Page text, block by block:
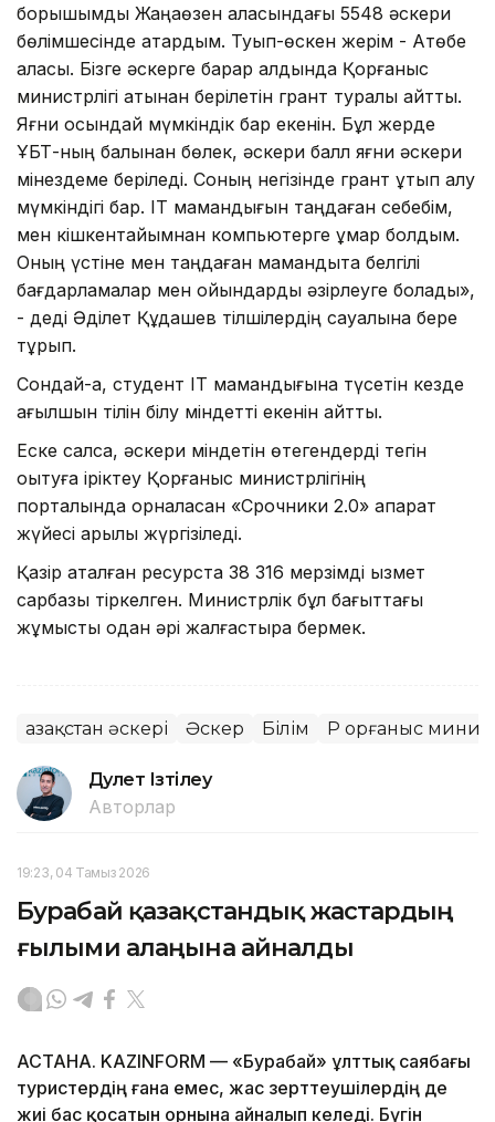
борышымды Жаңаөзен қаласындағы 5548 әскери
бөлімшесінде атқардым. Туып-өскен жерім - Ақтөбе
қаласы. Бізге әскерге барар алдында Қорғаныс
министрлігі атынан берілетін грант туралы айтты.
Яғни осындай мүмкіндік бар екенін. Бұл жерде
ҰБТ-ның балынан бөлек, әскери балл яғни әскери
мінездеме беріледі. Соның негізінде грант ұтып алу
мүмкіндігі бар. IT мамандығын таңдаған себебім,
мен кішкентайымнан компьютерге құмар болдым.
Оның үстіне мен таңдаған мамандықта белгілі
бағдарламалар мен ойындарды әзірлеуге болады»,
- деді Әділет Құдашев тілшілердің сауалына бере
тұрып.
Сондай-ақ, студент IT мамандығына түсетін кезде
ағылшын тілін білу міндетті екенін айтты.
Еске салсақ, әскери міндетін өтегендерді тегін
оқытуға іріктеу Қорғаныс министрлігінің
порталында орналасқан «Срочники 2.0» ақпарат
жүйесі арқылы жүргізіледі.
Қазір аталған ресурста 38 316 мерзімді қызмет
сарбазы тіркелген. Министрлік бұл бағыттағы
жұмысты одан әрі жалғастыра бермек.
Қазақстан әскері Әскер Білім ҚР Қорғаныс
Дәулет Ізтілеу
Авторлар
19:23, 04 Тамыз 2026
Бурабай қазақстандық жастардың
ғылыми алаңына айналды
АСТАНА. KAZINFORM — «Бурабай» ұлттық саябағы
туристердің ғана емес, жас зерттеушілердің де
жиі бас қосатын орнына айналып келеді. Бүгін